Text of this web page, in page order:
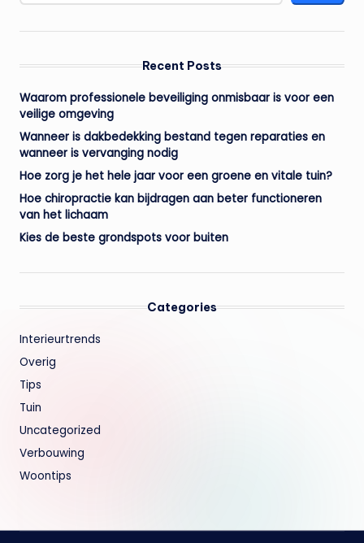
Recent Posts
Waarom professionele beveiliging onmisbaar is voor een
veilige omgeving
Wanneer is dakbedekking bestand tegen reparaties en
wanneer is vervanging nodig
Hoe zorg je het hele jaar voor een groene en vitale tuin?
Hoe chiropractie kan bijdragen aan beter functioneren
van het lichaam
Kies de beste grondspots voor buiten
Categories
Interieurtrends
Overig
Tips
Tuin
Uncategorized
Verbouwing
Woontips